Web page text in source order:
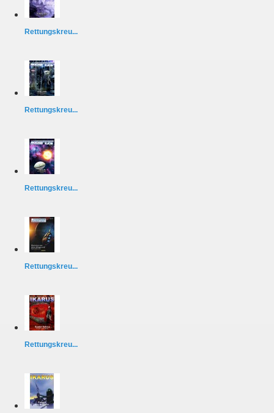
Rettungskreu...
Rettungskreu...
Rettungskreu...
Rettungskreu...
Rettungskreu...